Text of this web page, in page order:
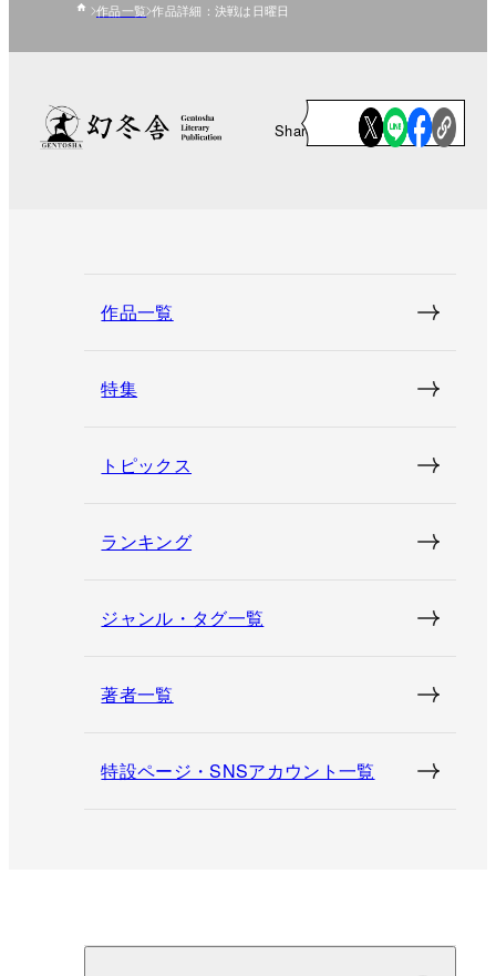
作品一覧 作品詳細：決戦は日曜日
Share
作品一覧
特集
トピックス
ランキング
ジャンル・タグ一覧
著者一覧
特設ページ・SNSアカウント一覧